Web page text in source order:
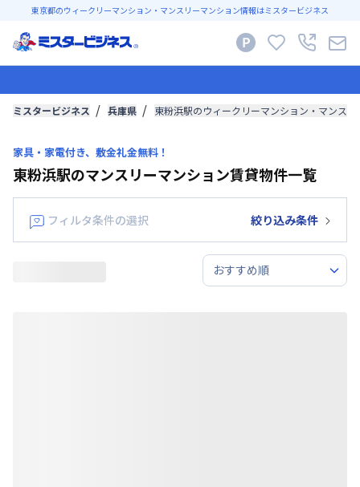
東京都のウィークリーマンション・マンスリーマンション情報はミスタービジネス
ミスタービジネス 兵庫県 東粉浜駅のウィークリーマンション・マンス
家具・家電付き、敷金礼金無料！
東粉浜駅のマンスリーマンション賃貸物件一覧
フィルタ条件の選択 絞り込み条件